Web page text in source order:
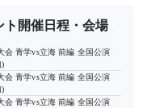
開催日程・会場
会 青学vs立海 前編 全国公演
)
会 青学vs立海 前編 全国公演
)
会 青学vs立海 前編 全国公演